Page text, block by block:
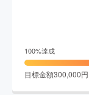
100%達成
目標金額300,000円